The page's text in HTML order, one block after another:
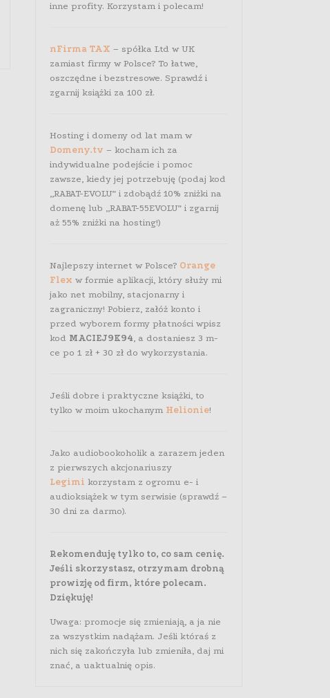
inne profity. Korzystam i polecam!
nFirma TAX – spółka Ltd w UK
zamiast firmy w Polsce? To łatwe,
oszczędne i bezstresowe. Sprawdź i
zgarnij książki za 100 zł.
Hosting i domeny od lat mam w
Domeny.tv – kocham ich za
indywidualne podejście i pomoc
zawsze, kiedy jej potrzebuję (podaj kod
„RABAT-EVOLU” i zdobądź 10% zniżki na
domenę lub „RABAT-55EVOLU” i zgarnij
aż 55% zniżki na hosting!)
Najlepszy internet w Polsce? Orange
Flex w formie aplikacji, który służy mi
jako net mobilny, stacjonarny i
zagraniczny! Pobierz, załóż konto i
przed wyborem formy płatności wpisz
kod MACIEJ9K94, a dostaniesz 3 m-
ce po 1 zł + 30 zł do wykorzystania.
Jeśli dobre i praktyczne książki, to
tylko w moim ukochanym Helionie!
Jako audiobookoholik a zarazem jeden
z pierwszych akcjonariuszy
Legimi korzystam z ogromu e- i
audioksiążek w tym serwisie (sprawdź –
30 dni za darmo).
Rekomenduję tylko to, co sam cenię.
Jeśli skorzystasz, otrzymam drobną
prowizję od firm, które polecam.
Dziękuję!
Uwaga: promocje się zmieniają, a ja nie
za wszystkim nadążam. Jeśli któraś z
nich się zakończyła lub zmieniła, daj mi
znać, a uaktualnię opis.